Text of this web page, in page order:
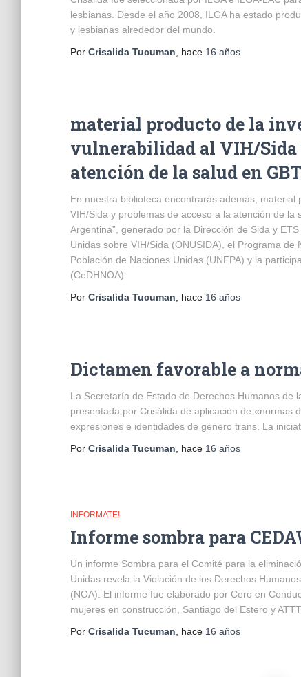
lesbianas. Desde el año 2008, ILGA ha estado
y lesbianas alrededor del mundo.
Por Crisalida Tucuman , hace 16 años
material producto de la
vulnerabilidad al VIH/Sida
atención de la salud en
En nuestra biblioteca encontrarás además,
VIH/Sida y problemas de acceso a la atención de
Argentina”, generado por la Dirección de Sida y
Unidas sobre VIH/Sida (ONUSIDA), el Programa
Población de Naciones Unidas (UNFPA) y la
(CeDHNOA).
Por Crisalida Tucuman , hace 16 años
Dictamen favorable a
La Secretaría de Estado de Derechos Humanos de
presentada por Crisálida de aplicación de «normas
expresiones e identidades de género trans. La
Por Crisalida Tucuman , hace 16 años
INFORMATE!
Informe sombra para
Un informe Sombra para el Comité para la
Unidas revela la Violación de los Derechos
(NOA). El informe fue elaborado por Cero en
mujeres en construcción, Santiago del Estero y
Por Crisalida Tucuman , hace 16 años